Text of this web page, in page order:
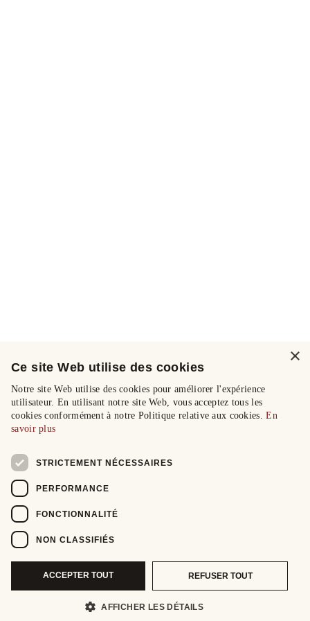
×
Ce site Web utilise des cookies
Notre site Web utilise des cookies pour améliorer l'expérience
utilisateur. En utilisant notre site Web, vous acceptez tous les
cookies conformément à notre Politique relative aux cookies.En
savoir plus
STRICTEMENT NÉCESSAIRES
PERFORMANCE
FONCTIONNALITÉ
NON CLASSIFIÉS
ACCEPTER TOUT REFUSER TOUT
AFFICHER LES DÉTAILS